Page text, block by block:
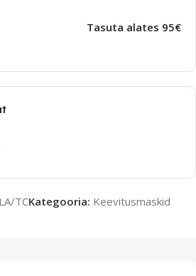
Tasuta alates 95€
TCKategooria: Keevitusmaskid